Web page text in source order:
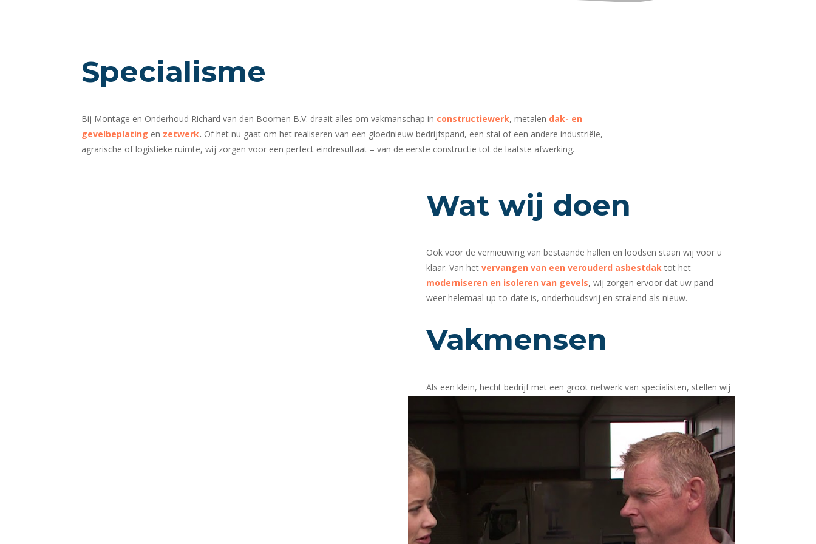
Specialisme
Bij Montage en Onderhoud Richard van den Boomen B.V. draait alles om vakmanschap in constructiewerk, metalen dak- en
gevelbeplating en zetwerk. Of het nu gaat om het realiseren van een gloednieuw bedrijfspand, een stal of een andere industriële,
agrarische of logistieke ruimte, wij zorgen voor een perfect eindresultaat – van de eerste constructie tot de laatste afwerking.
Wat wij doen
Ook voor de vernieuwing van bestaande hallen en loodsen staan wij voor u
klaar. Van het vervangen van een verouderd asbestdaktot het
moderniseren en isoleren van gevels, wij zorgen ervoor dat uw pand
weer helemaal up-to-date is, onderhoudsvrij en stralend als nieuw.
Vakmensen
Als een klein, hecht bedrijf met een groot netwerk van specialisten, stellen wij
contactpersoon die alles voor u regelt, zodat u zonder zorgen kunt
vertrouwen op een vlekkeloze uitvoering. Sinds onze oprichting in 2003 door
Richard van den Boomen, leveren wij elk project volgens afspraak. Dit kunnen
we waarmaken en daar zijn we trots op. Het is dan ook geen toeval dat onze
klanten steeds weer bij ons terugkomen.